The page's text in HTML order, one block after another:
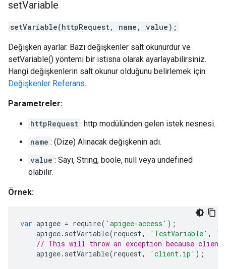
setVariable
setVariable(httpRequest, name, value);
Değişken ayarlar. Bazı değişkenler salt okunurdur ve
setVariable() yöntemi bir istisna olarak ayarlayabilirsiniz.
Hangi değişkenlerin salt okunur olduğunu belirlemek için
Değişkenler Referans.
Parametreler:
httpRequest : http modülünden gelen istek nesnesi.
name : (Dize) Alınacak değişkenin adı.
value : Sayı, String, boole, null veya undefined
olabilir.
Örnek:
var apigee = require( 'apigee-access' );
apigee. setVariable(request, 'TestVariable' ,
// This will throw an exception because
apigee. setVariable(request, 'client.ip' );